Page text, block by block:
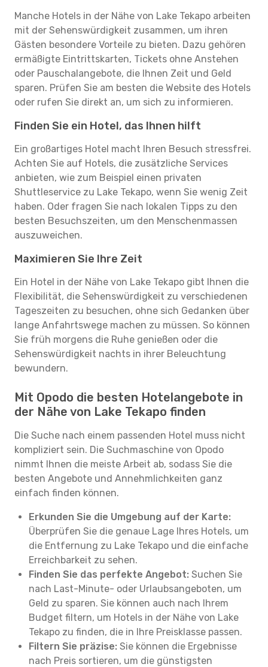
Manche Hotels in der Nähe von Lake Tekapo arbeiten
mit der Sehenswürdigkeit zusammen, um ihren
Gästen besondere Vorteile zu bieten. Dazu gehören
ermäßigte Eintrittskarten, Tickets ohne Anstehen
oder Pauschalangebote, die Ihnen Zeit und Geld
sparen. Prüfen Sie am besten die Website des Hotels
oder rufen Sie direkt an, um sich zu informieren.
Finden Sie ein Hotel, das Ihnen hilft
Ein großartiges Hotel macht Ihren Besuch stressfrei.
Achten Sie auf Hotels, die zusätzliche Services
anbieten, wie zum Beispiel einen privaten
Shuttleservice zu Lake Tekapo, wenn Sie wenig Zeit
haben. Oder fragen Sie nach lokalen Tipps zu den
besten Besuchszeiten, um den Menschenmassen
auszuweichen.
Maximieren Sie Ihre Zeit
Ein Hotel in der Nähe von Lake Tekapo gibt Ihnen die
Flexibilität, die Sehenswürdigkeit zu verschiedenen
Tageszeiten zu besuchen, ohne sich Gedanken über
lange Anfahrtswege machen zu müssen. So können
Sie früh morgens die Ruhe genießen oder die
Sehenswürdigkeit nachts in ihrer Beleuchtung
bewundern.
Mit Opodo die besten Hotelangebote in
der Nähe von Lake Tekapo finden
Die Suche nach einem passenden Hotel muss nicht
kompliziert sein. Die Suchmaschine von Opodo
nimmt Ihnen die meiste Arbeit ab, sodass Sie die
besten Angebote und Annehmlichkeiten ganz
einfach finden können.
Erkunden Sie die Umgebung auf der Karte:
Überprüfen Sie die genaue Lage Ihres Hotels, um
die Entfernung zu Lake Tekapo und die einfache
Erreichbarkeit zu sehen.
Finden Sie das perfekte Angebot: Suchen Sie
nach Last-Minute- oder Urlaubsangeboten, um
Geld zu sparen. Sie können auch nach Ihrem
Budget filtern, um Hotels in der Nähe von Lake
Tekapo zu finden, die in Ihre Preisklasse passen.
Filtern Sie präzise: Sie können die Ergebnisse
nach Preis sortieren, um die günstigsten